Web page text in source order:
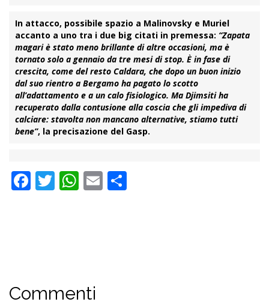
In attacco, possibile spazio a Malinovsky e Muriel
accanto a uno tra i due big citati in premessa: “Zapata
magari è stato meno brillante di altre occasioni, ma è
tornato solo a gennaio da tre mesi di stop. È in fase di
crescita, come del resto Caldara, che dopo un buon inizio
dal suo rientro a Bergamo ha pagato lo scotto
all’adattamento e a un calo fisiologico. Ma Djimsiti ha
recuperato dalla contusione alla coscia che gli impediva di
calciare: stavolta non mancano alternative, stiamo tutti
bene”, la precisazione del Gasp.
Facebook
Twitter
WhatsApp
Email
Commenti